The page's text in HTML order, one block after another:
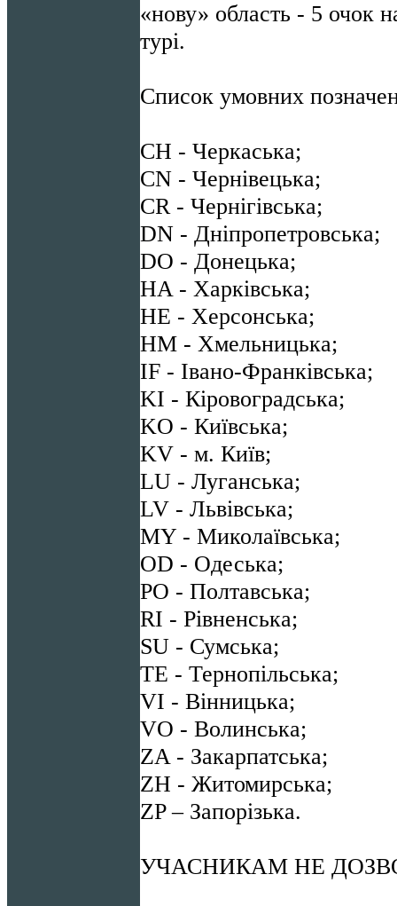
«нову» область - 5 очок
турі.
Список умовних
CH - Черкаська;
CN - Чернівецька;
CR - Чернігівська;
DN - Дніпропетровська;
DO - Донецька;
HA - Харківська;
HE - Херсонська;
HM - Хмельницька;
IF - Івано-Франківська;
KI - Кіровоградська;
KO - Київська;
KV - м. Київ;
LU - Луганська;
LV - Львівська;
MY - Миколаївська;
OD - Одеська;
PO - Полтавська;
RI - Рівненська;
SU - Сумська;
TE - Тернопільська;
VI - Вінницька;
VO - Волинська;
ZA - Закарпатська;
ZH - Житомирська;
ZP – Запорізька.
УЧАСНИКАМ НЕ